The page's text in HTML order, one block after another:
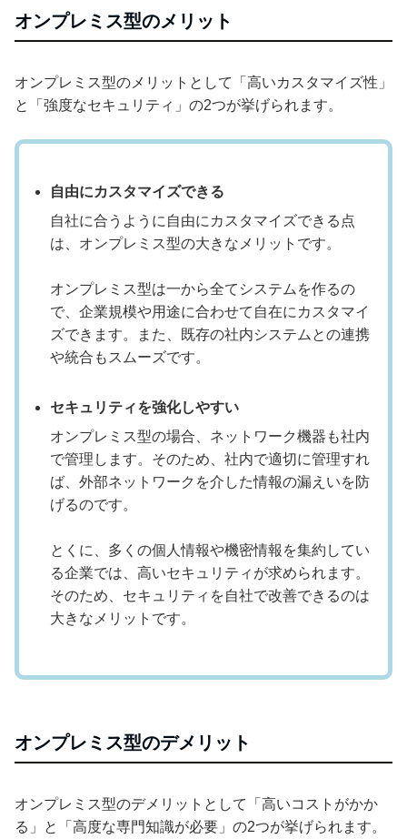
オンプレミス型のメリット
オンプレミス型のメリットとして「高いカスタマイズ性」
と「強度なセキュリティ」の2つが挙げられます。
自由にカスタマイズできる
自社に合うように自由にカスタマイズできる点
は、オンプレミス型の大きなメリットです。
オンプレミス型は一から全てシステムを作るの
で、企業規模や用途に合わせて自在にカスタマイ
ズできます。また、既存の社内システムとの連携
や統合もスムーズです。
セキュリティを強化しやすい
オンプレミス型の場合、ネットワーク機器も社内
で管理します。そのため、社内で適切に管理すれ
ば、外部ネットワークを介した情報の漏えいを防
げるのです。
とくに、多くの個人情報や機密情報を集約してい
る企業では、高いセキュリティが求められます。
そのため、セキュリティを自社で改善できるのは
大きなメリットです。
オンプレミス型のデメリット
オンプレミス型のデメリットとして「高いコストがかか
る」と「高度な専門知識が必要」の2つが挙げられます。